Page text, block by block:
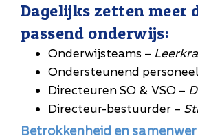
Dagelijks zetten meer
passend onderwijs:
Onderwijsteams –
Ondersteunend
Directeuren SO & VSO –
Directeur-bestuurder –
Betrokkenheid en